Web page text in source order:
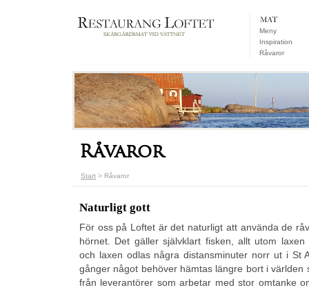
Meny
Inspiration
Råvaror
Råvaror
Start > Råvaror
Naturligt gott
För oss på Loftet är det naturligt att använda de
hörnet. Det gäller självklart fisken, allt utom laxen
och laxen odlas några distansminuter norr ut i St
gånger något behöver hämtas längre bort i världen
från leverantörer som arbetar med stor omtanke